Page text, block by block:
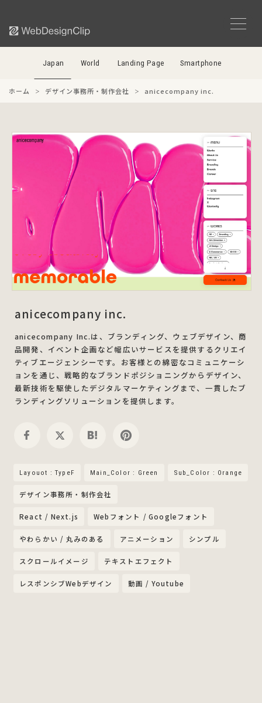
Japan World Landing Page Smartphone
ホーム デザイン事務所・制作会社 anicecompany inc.
anicecompany inc.
anicecompany Inc.は、ブランディング、ウェブデザイン、商
品開発、イベント企画など幅広いサービスを提供するクリエイ
ティブエージェンシーです。お客様との綿密なコミュニケーシ
ョンを通じ、戦略的なブランドポジショニングからデザイン、
最新技術を駆使したデジタルマーケティングまで、一貫したブ
ランディングソリューションを提供します。
Layouot : TypeF Main_Color : Green Sub_Color : Orange
デザイン事務所・制作会社
React / Next.js Webフォント / Googleフォント
やわらかい / 丸みのある アニメーション シンプル
スクロールイメージ テキストエフェクト
レスポンシブWebデザイン 動画 / Youtube